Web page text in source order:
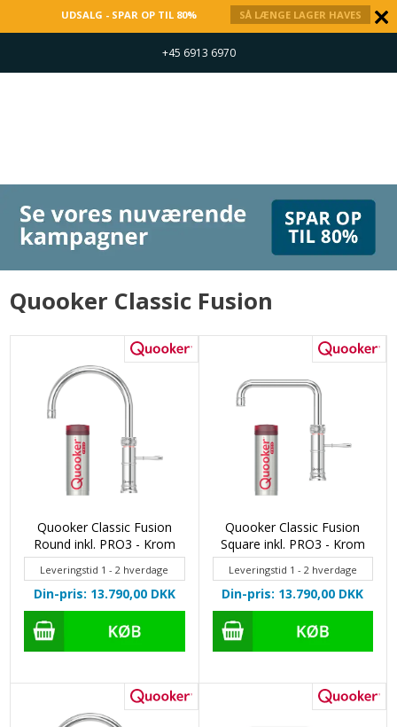
UDSALG - SPAR OP TIL 80% SÅ LÆNGE LAGER HAVES
+45 6913 6970
Quooker Classic Fusion
Quooker Classic Fusion
Round inkl. PRO3 - Krom
Leveringstid 1 - 2 hverdage
Din-pris: 13.790,00 DKK
Quooker Classic Fusion
Square inkl. PRO3 - Krom
Leveringstid 1 - 2 hverdage
Din-pris: 13.790,00 DKK